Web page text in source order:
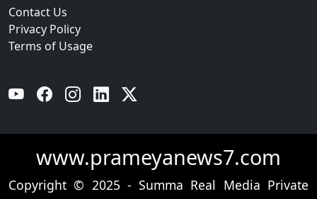
Contact Us
Privacy Policy
Terms of Usage
YouTube Facebook Instagram Linkedin
www.prameyanews7.com
Copyright © 2025 - Summa Real Media Private